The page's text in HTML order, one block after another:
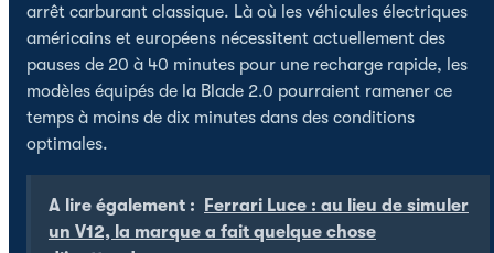
arrêt carburant classique. Là où les véhicules électriques
américains et européens nécessitent actuellement des
pauses de 20 à 40 minutes pour une recharge rapide, les
modèles équipés de la Blade 2.0 pourraient ramener ce
temps à moins de dix minutes dans des conditions
optimales.
A lire également :
Ferrari Luce : au lieu de simuler
un V12, la marque a fait quelque chose